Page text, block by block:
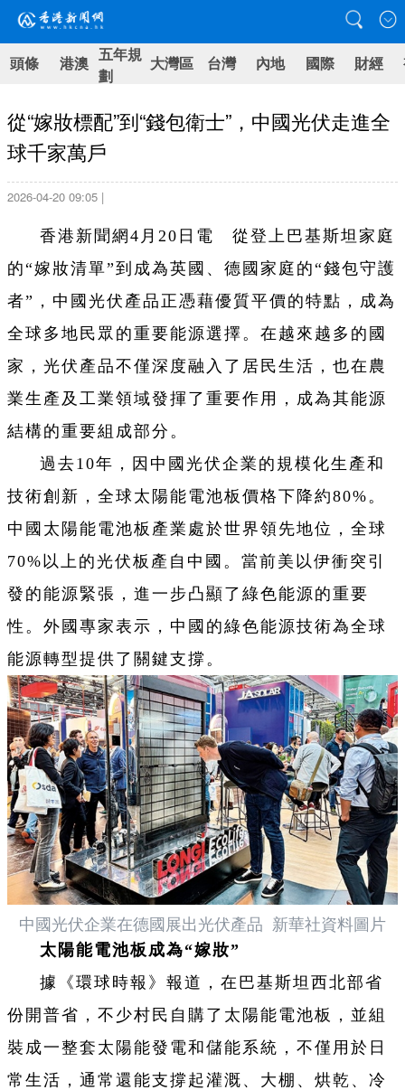
頭條 港澳 五年規
劃
大灣區 台灣 內地 國際 財經
從“嫁妝標配”到“錢包衛士”，中國光伏走進全
球千家萬戶
2026-04-20 09:05 |
香港新聞網4月20日電 從登上巴基斯坦家庭
的“嫁妝清單”到成為英國、德國家庭的“錢包守護
者”，中國光伏產品正憑藉優質平價的特點，成為
全球多地民眾的重要能源選擇。在越來越多的國
家，光伏產品不僅深度融入了居民生活，也在農
業生產及工業領域發揮了重要作用，成為其能源
結構的重要組成部分。
過去10年，因中國光伏企業的規模化生產和
技術創新，全球太陽能電池板價格下降約80%。
中國太陽能電池板產業處於世界領先地位，全球
70%以上的光伏板產自中國。當前美以伊衝突引
發的能源緊張，進一步凸顯了綠色能源的重要
性。外國專家表示，中國的綠色能源技術為全球
能源轉型提供了關鍵支撐。
中國光伏企業在德國展出光伏產品 新華社資料圖片
太陽能電池板成為“嫁妝”
據《環球時報》報道，在巴基斯坦西北部省
份開普省，不少村民自購了太陽能電池板，並組
裝成一整套太陽能發電和儲能系統，不僅用於日
常生活，通常還能支撐起灌溉、大棚、烘乾、冷